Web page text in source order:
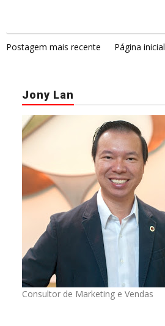
Postagem mais recente Página inicial
Jony Lan
Consultor de Marketing e Vendas